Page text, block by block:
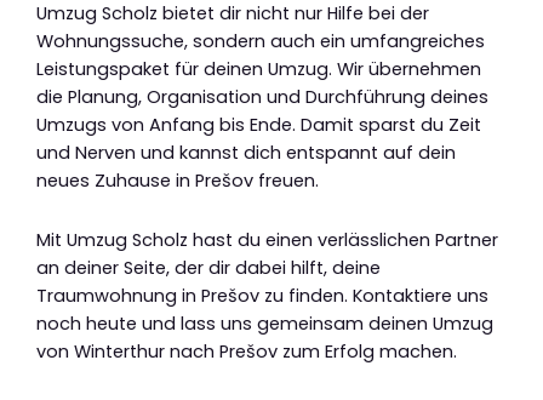
Umzug Scholz bietet dir nicht nur Hilfe bei der
Wohnungssuche, sondern auch ein umfangreiches
Leistungspaket für deinen Umzug. Wir übernehmen
die Planung, Organisation und Durchführung deines
Umzugs von Anfang bis Ende. Damit sparst du Zeit
und Nerven und kannst dich entspannt auf dein
neues Zuhause in Prešov freuen.
Mit Umzug Scholz hast du einen verlässlichen Partner
an deiner Seite, der dir dabei hilft, deine
Traumwohnung in Prešov zu finden. Kontaktiere uns
noch heute und lass uns gemeinsam deinen Umzug
von Winterthur nach Prešov zum Erfolg machen.